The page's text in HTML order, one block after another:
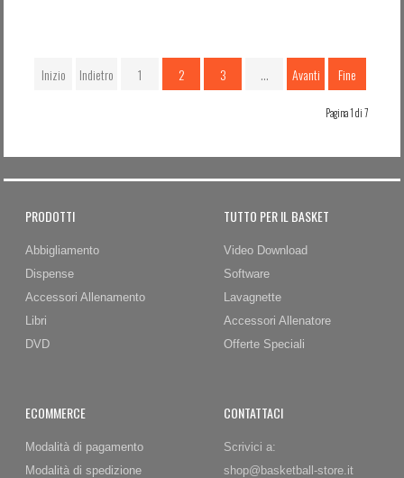
Inizio Indietro 1 2 3 … Avanti Fine
Pagina 1 di 7
PRODOTTI
Abbigliamento
Dispense
Accessori Allenamento
Libri
DVD
TUTTO PER IL BASKET
Video Download
Software
Lavagnette
Accessori Allenatore
Offerte Speciali
ECOMMERCE
Modalità di pagamento
Modalità di spedizione
CONTATTACI
Scrivici a:
shop@basketball-store.it